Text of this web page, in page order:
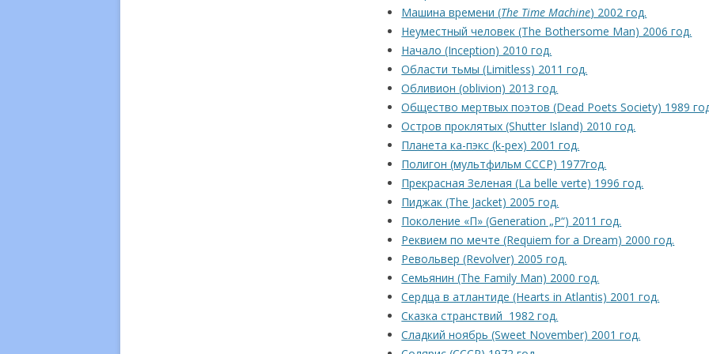
Машина времени (The Time Machine) 2002 год.
Неуместный человек (The Bothersome Man) 2006 год.
Начало (Inception) 2010 год.
Области тьмы (Limitless) 2011 год.
Обливион (oblivion) 2013 год.
Общество мертвых поэтов (Dead Poets Society) 1989
Остров проклятых (Shutter Island) 2010 год.
Планета ка-пэкс (k-pex) 2001 год.
Полигон (мультфильм СССР) 1977год.
Прекрасная Зеленая (La belle verte) 1996 год.
Пиджак (The Jacket) 2005 год.
Поколение «П» (Generation „P“) 2011 год.
Реквием по мечте (Requiem for a Dream) 2000 год.
Револьвер (Revolver) 2005 год.
Семьянин (The Family Man) 2000 год.
Сердца в атлантиде (Hearts in Atlantis) 2001 год.
Сказка странствий 1982 год.
Сладкий ноябрь (Sweet November) 2001 год.